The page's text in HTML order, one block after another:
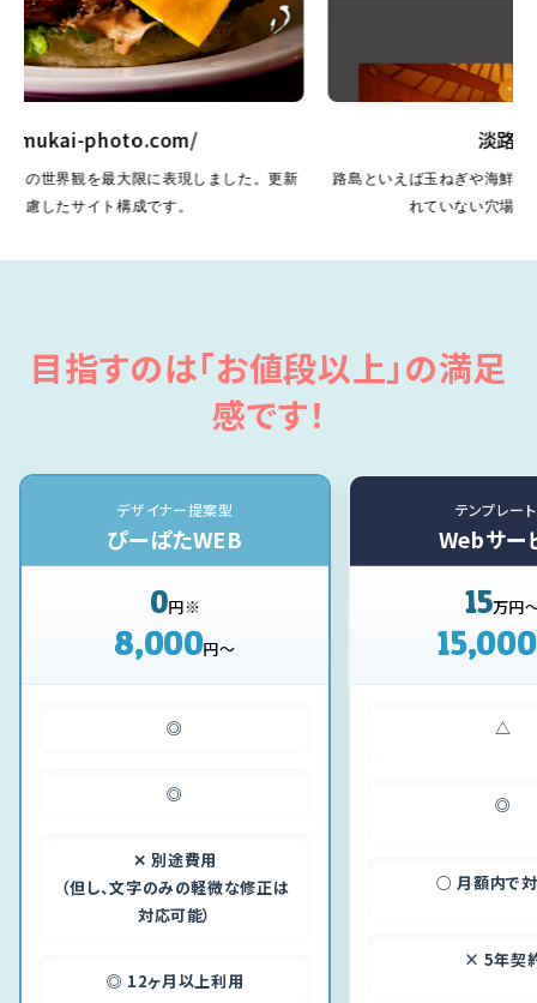
photo.com/
界観を最大限に表現しました。更新
したサイト構成です。
淡路島グ
路島といえば玉ねぎや海鮮グルメ
れていない穴場スポッ
目指すのは「お値段以上」の満足
感です！
デザイナー提案型
ぴーぱたWEB
0円※
8,000円～
◎
◎
✕ 別途費用
（但し、文字のみの軽微な修正は
対応可能）
◎ 12ヶ月以上利用
テンプレー
Webサー
15万円
15,000
△
◎
○ 月額内で
× 5年契